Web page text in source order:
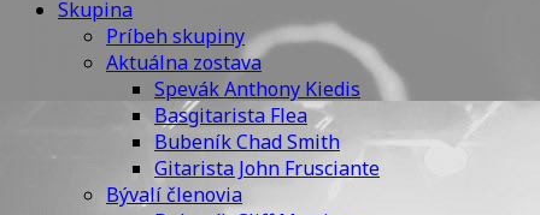
Skupina
Príbeh skupiny
Aktuálna zostava
Spevák Anthony Kiedis
Basgitarista Flea
Bubeník Chad Smith
Gitarista John Frusciante
Bývalí členovia